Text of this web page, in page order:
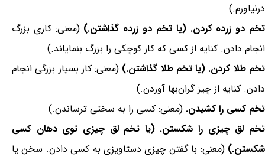
درنیاورم.)
تخم دو زرده کردن. (یا تخم دو زرده گذاشتن.) (معنی: کاری بزرگ
انجام دادن. کنایه از کسی که کار کوچکی را بزرگ بنمایاند.)
تخم طلا کردن. (یا تخم طلا گذاشتن.) (معنی: کار بسیار بزرگی انجام
دادن. کنایه از چیز گران‌بها آوردن.)
تخم کسی را کشیدن. (معنی: کسی را به سختی ترساندن.)
تخم لق چیزی را شکستن. (یا تخم لق چیزی توی دهان کسی
شکستن.) (معنی: با گفتن چیزی دستاویزی به کسی دادن. سخن یا